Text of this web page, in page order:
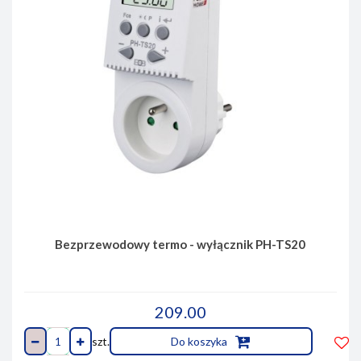
Bezprzewodowy termo - wyłącznik PH-TS20
209.00
szt. Do koszyka